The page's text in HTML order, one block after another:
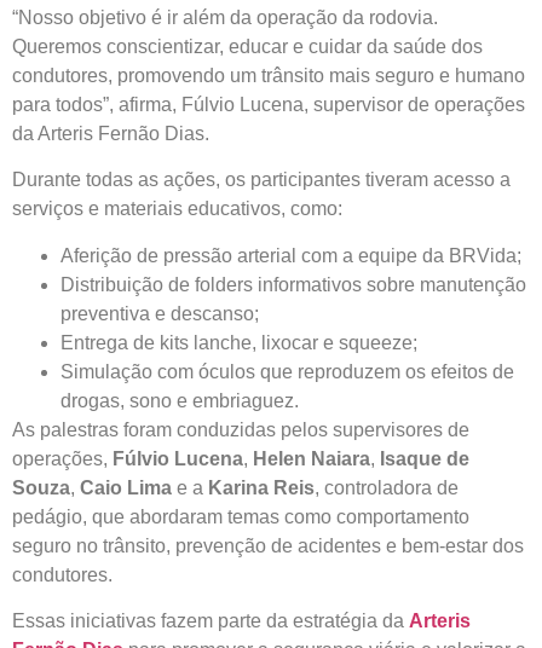
“Nosso objetivo é ir além da operação da rodovia.
Queremos conscientizar, educar e cuidar da saúde dos
condutores, promovendo um trânsito mais seguro e humano
para todos”, afirma, Fúlvio Lucena, supervisor de operações
da Arteris Fernão Dias.
Durante todas as ações, os participantes tiveram acesso a
serviços e materiais educativos, como:
Aferição de pressão arterial com a equipe da BRVida;
Distribuição de folders informativos sobre manutenção
preventiva e descanso;
Entrega de kits lanche, lixocar e squeeze;
Simulação com óculos que reproduzem os efeitos de
drogas, sono e embriaguez.
As palestras foram conduzidas pelos supervisores de
operações, Fúlvio Lucena, Helen Naiara, Isaque de
Souza, Caio Lima e a Karina Reis, controladora de
pedágio, que abordaram temas como comportamento
seguro no trânsito, prevenção de acidentes e bem-estar dos
condutores.
Essas iniciativas fazem parte da estratégia da Arteris